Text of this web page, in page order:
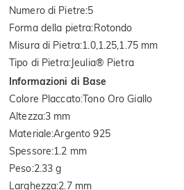
Numero di Pietre:5
Forma della pietra:Rotondo
Misura di Pietra:1.0,1.25,1.75 mm
Tipo di Pietra:Jeulia® Pietra
Informazioni di Base
Colore Placcato:Tono Oro Giallo
Altezza:3 mm
Materiale:Argento 925
Spessore:1.2 mm
Peso:2.33 g
Larghezza:2.7 mm